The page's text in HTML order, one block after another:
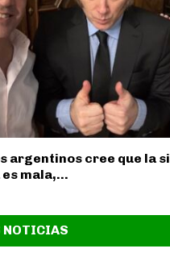
argentinos cree que la
mala,...